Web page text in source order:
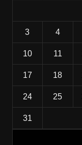
3 4
10 11
17 18
24 25
31